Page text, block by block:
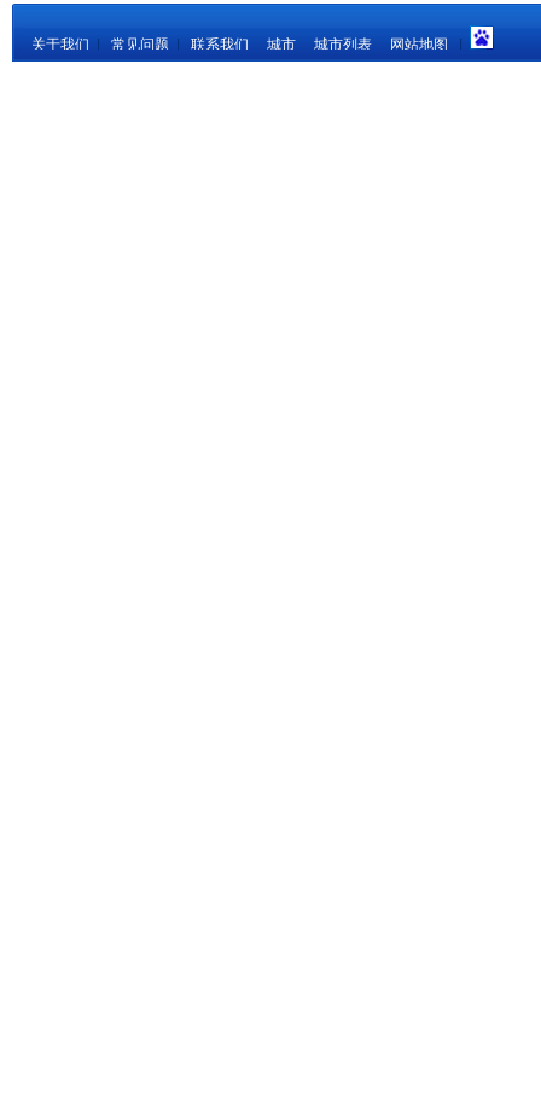
关于我们 常见问题 联系我们 城市 城市列表 网站地图